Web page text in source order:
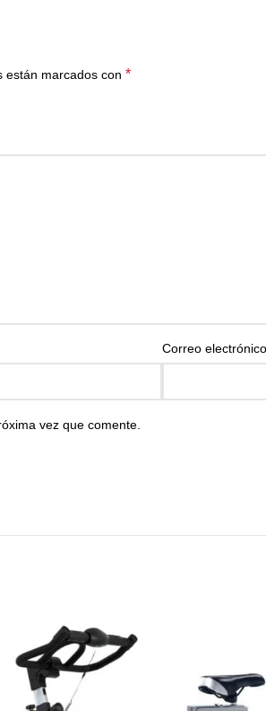
están marcados con *
Correo electrónico
vez que comente.